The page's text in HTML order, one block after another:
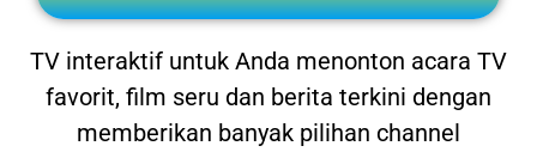
TV interaktif untuk Anda menonton acara TV
favorit, film seru dan berita terkini dengan
memberikan banyak pilihan channel